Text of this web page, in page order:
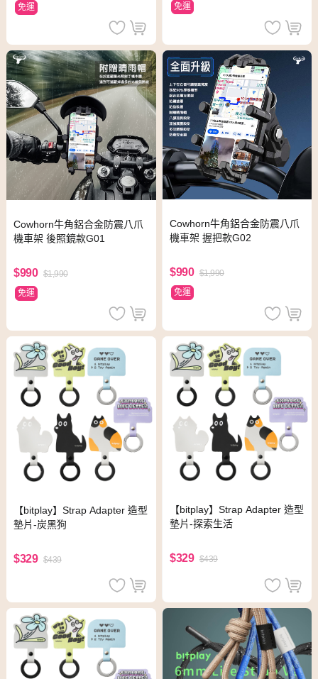
免運 免運
Cowhorn牛角鋁合金防震八爪
機車架 後照鏡款G01
$990 $1,990
免運
Cowhorn牛角鋁合金防震八爪
機車架 握把款G02
$990 $1,990
免運
【bitplay】Strap Adapter 造型
墊片-炭黑狗
$329 $439
【bitplay】Strap Adapter 造型
墊片-探索生活
$329 $439